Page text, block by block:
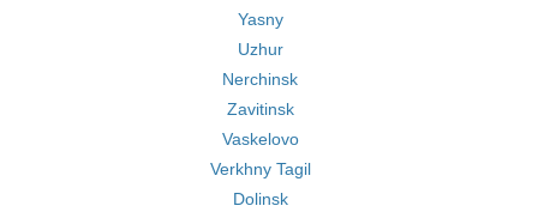
Yasny
Uzhur
Nerchinsk
Zavitinsk
Vaskelovo
Verkhny Tagil
Dolinsk